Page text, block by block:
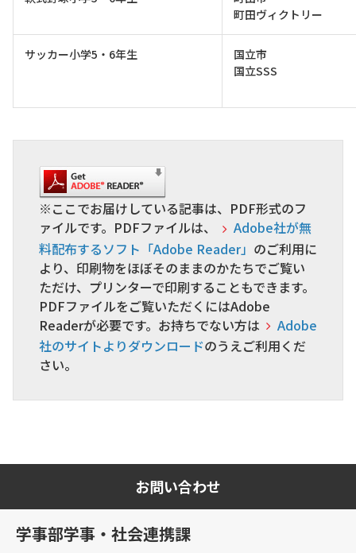
町田ヴィクトリー
サッカー小学5・6年生
国立市
国立SSS
※ここでお届けしている記事は、PDF形式のフ
ァイルです。PDFファイルは、
Adobe社が無
料配布するソフト「Adobe Reader」 のご利用に
より、印刷物をほぼそのままのかたちでご覧い
ただけ、プリンターで印刷することもできます。
PDFファイルをご覧いただくにはAdobe
Readerが必要です。お持ちでない方は
Adobe
社のサイトよりダウンロードのうえご利用くだ
さい。
お問い合わせ
学事部学事・社会連携課